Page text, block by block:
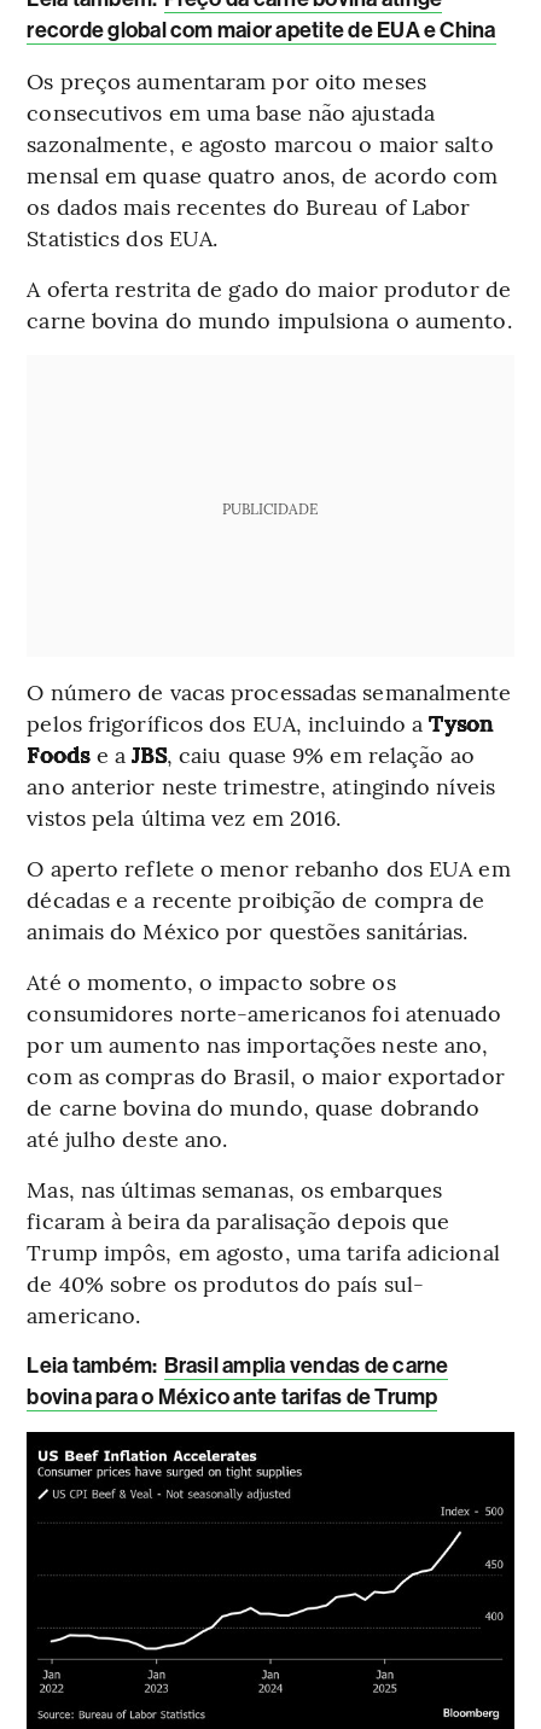
recorde global com maior apetite de EUA e China
Os preços aumentaram por oito meses
consecutivos em uma base não ajustada
sazonalmente, e agosto marcou o maior salto
mensal em quase quatro anos, de acordo com
os dados mais recentes do Bureau of Labor
Statistics dos EUA.
A oferta restrita de gado do maior produtor de
carne bovina do mundo impulsiona o aumento.
PUBLICIDADE
O número de vacas processadas semanalmente
pelos frigoríficos dos EUA, incluindo aTyson
Foodse aJBS, caiu quase 9% em relação ao
ano anterior neste trimestre, atingindo níveis
vistos pela última vez em 2016.
O aperto reflete o menor rebanho dos EUA em
décadas e a recente proibição de compra de
animais do México por questões sanitárias.
Até o momento, o impacto sobre os
consumidores norte-americanos foi atenuado
por um aumento nas importações neste ano,
com as compras do Brasil, o maior exportador
de carne bovina do mundo, quase dobrando
até julho deste ano.
Mas, nas últimas semanas, os embarques
ficaram à beira da paralisação depois que
Trump impôs, em agosto, uma tarifa adicional
de 40% sobre os produtos do país sul-
americano.
Leia também: Brasil amplia vendas de carne
bovina para o México ante tarifas de Trump